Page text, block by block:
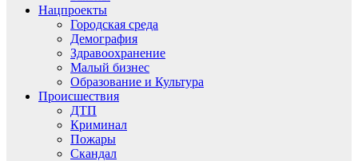
Нацпроекты
Городская среда
Демография
Здравоохранение
Малый бизнес
Образование и Культура
Происшествия
ДТП
Криминал
Пожары
Скандал